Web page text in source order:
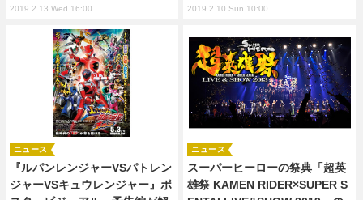
2019.2.13 Wed 16:00 2019.2.10 Sun 10:00
『ルパンレンジャーVSパトレン
ジャーVSキュウレンジャー』ポ
ニュース
スーパーヒーローの祭典「超英
雄祭 KAMEN RIDER×SUPER S
ニュース